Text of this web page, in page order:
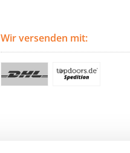
Wir versenden mit: